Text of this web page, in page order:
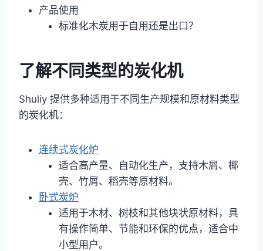
产品使用
标准化木炭用于自用还是出口？
了解不同类型的炭化机
Shuliy 提供多种适用于不同生产规模和原材料类型
的炭化机：
连续式炭化炉
适合高产量、自动化生产，支持木屑、椰
壳、竹屑、稻壳等原材料。
卧式炭炉
适用于木材、树枝和其他块状原材料，具
有操作简单、节能和环保的优点，适合中
小型用户。